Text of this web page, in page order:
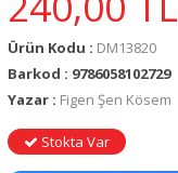
Ürün Kodu : DM13820
Barkod : 9786058102729
Yazar : Figen Şen Kösem
Stokta Var